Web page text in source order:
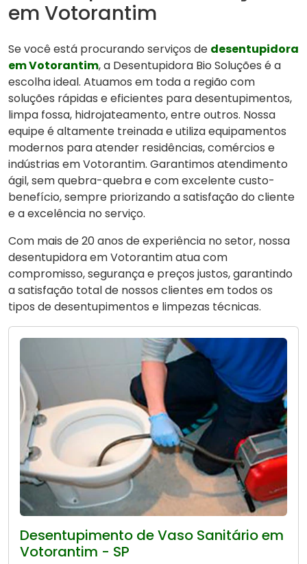
em Votorantim
Se você está procurando serviços de desentupidora
em Votorantim, a Desentupidora Bio Soluções é a
escolha ideal. Atuamos em toda a região com
soluções rápidas e eficientes para desentupimentos,
limpa fossa, hidrojateamento, entre outros. Nossa
equipe é altamente treinada e utiliza equipamentos
modernos para atender residências, comércios e
indústrias em Votorantim. Garantimos atendimento
ágil, sem quebra-quebra e com excelente custo-
benefício, sempre priorizando a satisfação do cliente
e a excelência no serviço.
Com mais de 20 anos de experiência no setor, nossa
desentupidora em Votorantim atua com
compromisso, segurança e preços justos, garantindo
a satisfação total de nossos clientes em todos os
tipos de desentupimentos e limpezas técnicas.
Desentupimento de Vaso Sanitário em
Votorantim - SP